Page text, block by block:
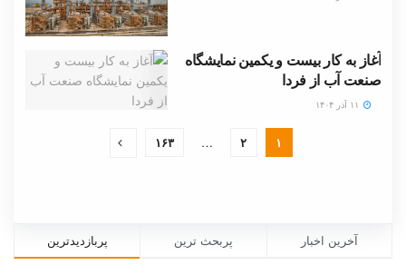
آغاز به کار بیست و یکمین نمایشگاه
صنعت آب از فردا
۱ ۲ … ۱۶۳
پربازدیدترین پربحث ترین آخرین اخبار